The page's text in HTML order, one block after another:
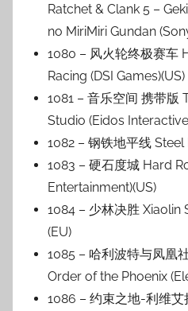
Ratchet & Clank 5 –
no MiriMiri Gundan
1080 – 风火轮终极赛车
Racing (DSI Games)(US)
1081 – 音乐空间 携带版
Studio (Eidos
1082 – 钢铁地平线
1083 – 硬石度城 Hard
Entertainment)(US)
1084 – 少林决胜
(EU)
1085 – 哈利波特与凤凰
Order of the Phoenix
1086 – 约束之地-利维艾